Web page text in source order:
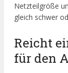
Netzteilgröße
gleich schwer
Reicht
für den